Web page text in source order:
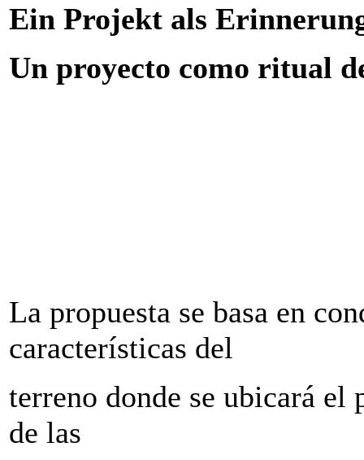
Ein Projekt als
Un proyecto como ritual
La propuesta se basa en
características del
terreno donde se ubicará
de las